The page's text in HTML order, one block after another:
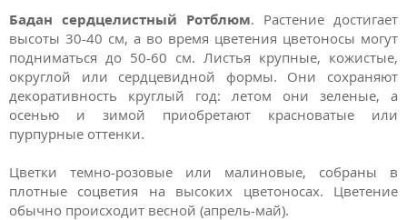
Бадан сердцелистный Ротблюм. Растение достигает
высоты 30-40 см, а во время цветения цветоносы могут
подниматься до 50-60 см. Листья крупные, кожистые,
округлой или сердцевидной формы. Они сохраняют
декоративность круглый год: летом они зеленые, а
осенью и зимой приобретают красноватые или
пурпурные оттенки.
Цветки темно-розовые или малиновые, собраны в
плотные соцветия на высоких цветоносах. Цветение
обычно происходит весной (апрель-май).